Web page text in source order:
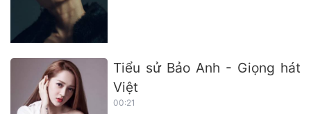
Tiểu sử Bảo Anh - Giọng hát
Việt
00:21